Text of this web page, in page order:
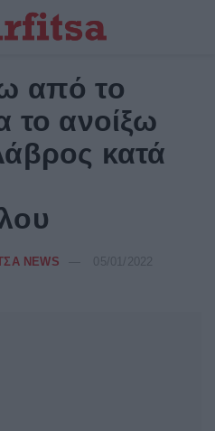
από το
το ανοίξω
κατά
NEWS
05/01/2022